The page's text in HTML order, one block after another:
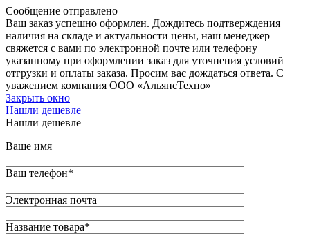
Сообщение отправлено
Ваш заказ успешно оформлен. Дождитесь подтверждения
наличия на складе и актуальности цены, наш менеджер
свяжется с вами по электронной почте или телефону
указанному при оформлении заказ для уточнения условий
отгрузки и оплаты заказа. Просим вас дождаться ответа. С
уважением компания ООО «АльянсТехно»
Закрыть окно
Нашли дешевле
Нашли дешевле
Ваше имя
Ваш телефон*
Электронная почта
Название товара*